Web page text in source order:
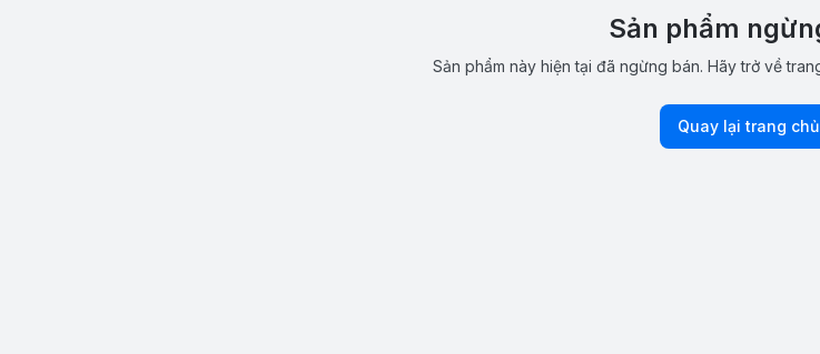
Sản phẩm
Sản phẩm này hiện tại đã ngừng bán. Hãy trở về
Quay lại trang chủ